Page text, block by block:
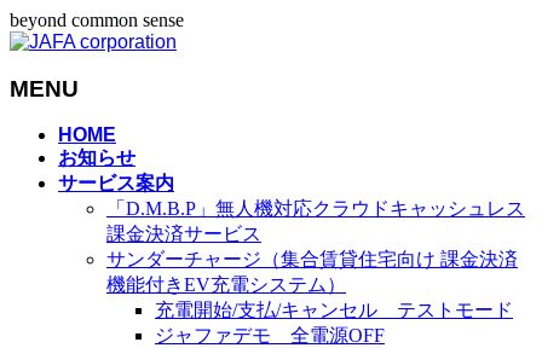
beyond common sense
MENU
HOME
お知らせ
サービス案内
「D.M.B.P」無人機対応クラウドキャッシュレス
課金決済サービス
サンダーチャージ（集合賃貸住宅向け 課金決済
機能付きEV充電システム）
充電開始/支払/キャンセル テストモード
ジャファデモ 全電源OFF